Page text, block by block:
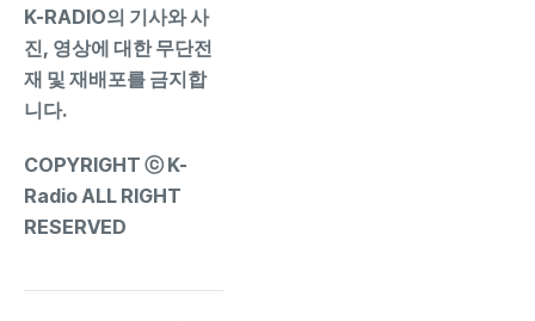
K-RADIO의 기사와 사
진, 영상에 대한 무단전
재 및 재배포를 금지합
니다.
COPYRIGHT ⓒ K-
Radio ALL RIGHT
RESERVED